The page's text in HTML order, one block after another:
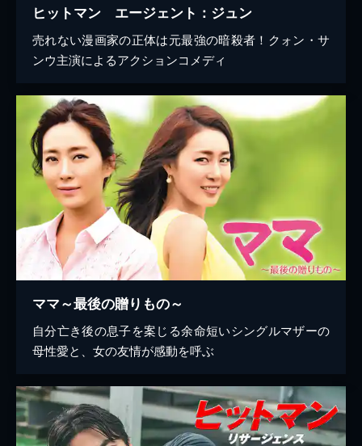
ヒットマン エージェント：ジュン
売れない漫画家の正体は元最強の暗殺者！クォン・サ
ンウ主演によるアクションコメディ
ママ～最後の贈りもの～
自分亡き後の息子を案じる余命短いシングルマザーの
母性愛と、女の友情が感動を呼ぶ